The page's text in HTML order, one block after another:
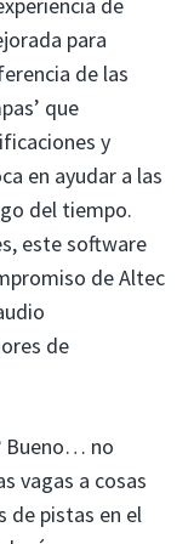
para
de las
que
y
en ayudar a las
del tiempo.
este software
de Altec
de
Bueno… no
vagas a cosas
de pistas en el